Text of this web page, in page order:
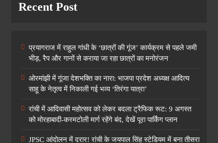
Recent Post
प्रयागराज में राहुल गांधी के ‘छात्रों की गूंज’ कार्यक्रम से पहले जमी
भीड़, रैप और गानों से कराया जा रहा छात्रों का मनोरंजन
ओरमांझी में गूंजा देशभक्ति का नारा: भाजपा प्रदेश अध्यक्ष आदित्य
साहू के नेतृत्व में निकाली गई भव्य ‘तिरंगा यात्रा’
रांची में आदिवासी महोत्सव को लेकर बदला ट्रैफिक रूट: 9 अगस्त
को मोरहाबादी-करमटोली मार्ग रहेंगे बंद, देखें पूरा पार्किंग प्लान
JPSC आंदोलन में दरार! रांची के जयपाल सिंह स्टेडियम में बना तीसरा